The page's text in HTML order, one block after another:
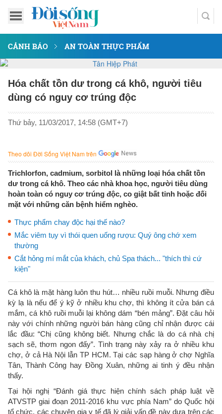
CẢNH BÁO AN TOÀN THỰC PHẨM
Hóa chất tồn dư trong cá khô, người tiêu
dùng có nguy cơ trúng độc
Thứ bảy, 11/03/2017, 14:58 (GMT+7)
Theo dõi Đời Sống Việt Nam trên
Trichlorfon, cadmium, sorbitol là những loại hóa chất tồn
dư trong cá khô. Theo các nhà khoa học, người tiêu dùng
hoàn toàn có nguy cơ trúng độc, co giật bất tỉnh hoặc đối
mặt với những căn bệnh hiểm nghèo.
Thực phẩm chay độc hại thế nào?
Mắc viêm tụy vì thói quen uống rượu: Quý ông chớ xem
thường
Cắt hỏng mí mắt của khách, chủ Spa thách... "thích thì cứ
kiện"
Cá khô là mặt hàng luôn thu hút… nhiều ruồi muỗi. Nhưng điều
kỳ lạ là nếu để ý kỹ ở nhiều khu chợ, thì không ít cửa bán cá
mắm, cá khô ruồi muỗi lại không dám “bén mảng”. Đặt câu hỏi
này với chính những người bán hàng cũng chỉ nhận được cái
lắc đầu: “Chị cũng không biết. Nhưng chắc là do cá nhà chị
sạch sẽ, thơm ngon đấy”. Tình trạng này xảy ra ở nhiều khu
chợ, ở cả Hà Nội lẫn TP HCM. Tại các sạp hàng ở chợ Nghĩa
Tân, Thành Công hay Đồng Xuân, những ai tinh ý đều nhận
thấy.
Tại hội nghị “Đánh giá thực hiện chính sách pháp luật về
ATVSTP giai đoạn 2011-2016 khu vực phía Nam” do Quốc hội
tổ chức, các chuyên gia y tế đã lý giải vấn đề này dựa trên các